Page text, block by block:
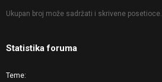
Ukupan broj može sadržati i skrivene posetioce.
Statistika foruma
Teme